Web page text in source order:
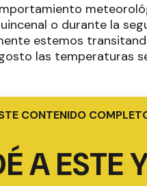
o durante la
estemos
las temperaturas
CONTENIDO
A ESTE